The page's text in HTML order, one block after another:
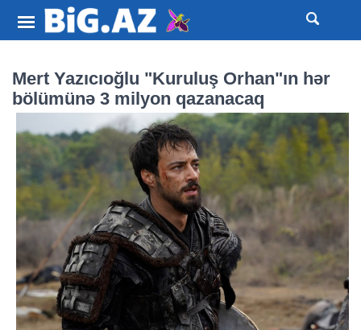
Mert Yazıcıoğlu "Kuruluş Orhan"ın hər
bölümünə 3 milyon qazanacaq